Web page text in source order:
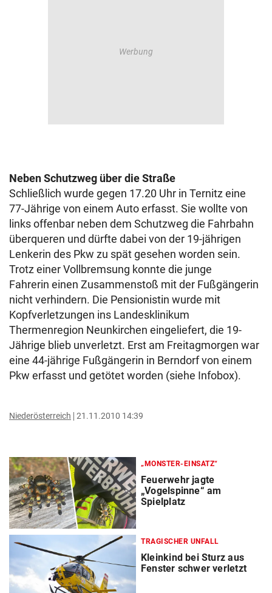
Neben Schutzweg über die Straße
Schließlich wurde gegen 17.20 Uhr in Ternitz eine
77-Jährige von einem Auto erfasst. Sie wollte von
links offenbar neben dem Schutzweg die Fahrbahn
überqueren und dürfte dabei von der 19-jährigen
Lenkerin des Pkw zu spät gesehen worden sein.
Trotz einer Vollbremsung konnte die junge
Fahrerin einen Zusammenstoß mit der Fußgängerin
nicht verhindern. Die Pensionistin wurde mit
Kopfverletzungen ins Landesklinikum
Thermenregion Neunkirchen eingeliefert, die 19-
Jährige blieb unverletzt. Erst am Freitagmorgen war
eine 44-jährige Fußgängerin in Berndorf von einem
Pkw erfasst und getötet worden (siehe Infobox).
Niederösterreich 21.11.2010 14:39
„MONSTER-EINSATZ“
Feuerwehr jagte
„Vogelspinne“ am
Spielplatz
TRAGISCHER UNFALL
Kleinkind bei Sturz aus
Fenster schwer verletzt